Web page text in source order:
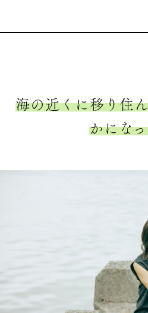
海の近くに移り住
かにな